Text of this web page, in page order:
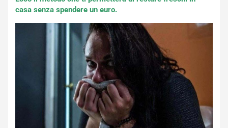
casa senza spendere un euro.